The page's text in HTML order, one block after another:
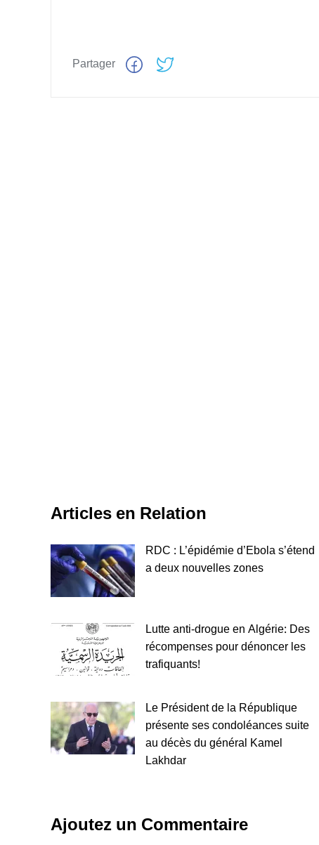
Partager
Articles en Relation
RDC : L’épidémie d’Ebola s’étend
a deux nouvelles zones
Lutte anti-drogue en Algérie: Des
récompenses pour dénoncer les
trafiquants!
Le Président de la République
présente ses condoléances suite
au décès du général Kamel
Lakhdar
Ajoutez un Commentaire